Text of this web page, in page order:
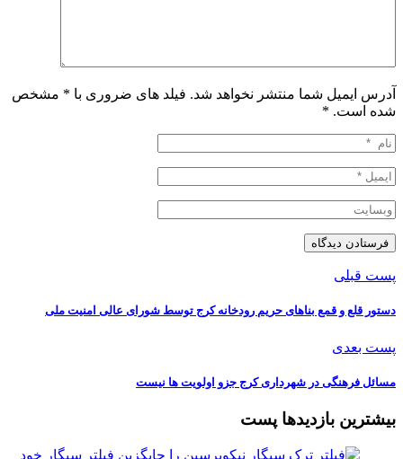
آدرس ایمیل شما منتشر نخواهد شد. فیلد های ضروری با * مشخص
شده است. *
پست قبلی
دستور قلع و قمع بناهای حریم رودخانه کرج توسط شورای عالی امنیت ملی
پست بعدی
مسائل فرهنگی در شهرداری کرج جزو اولویت ها نیست
بیشترین بازدیدها پست